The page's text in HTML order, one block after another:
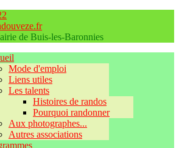
de Buis-les-Baronnies
Mode d'emploi
Liens utiles
Les talents
Histoires de randos
Pourquoi randonner
Aux photographes...
Autres associations